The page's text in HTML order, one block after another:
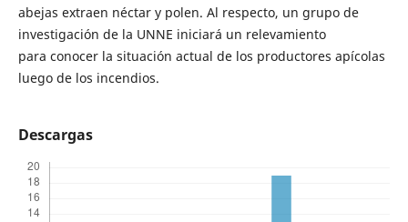
abejas extraen néctar y polen. Al respecto, un grupo de
investigación de la UNNE iniciará un relevamiento
para conocer la situación actual de los productores apícolas
luego de los incendios.
Descargas